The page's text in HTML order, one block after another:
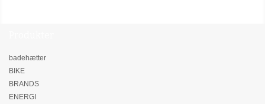
badehætter
BIKE
BRANDS
ENERGI